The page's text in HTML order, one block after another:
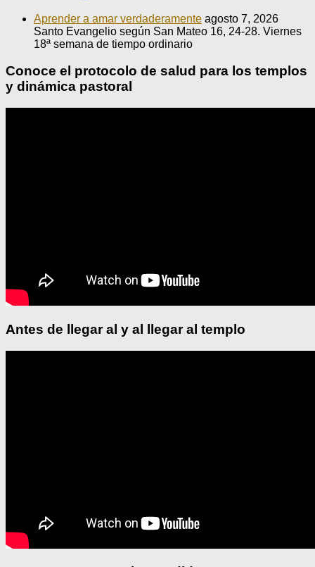
Aprender a amar verdaderamente agosto 7, 2026
Santo Evangelio según San Mateo 16, 24-28. Viernes
18ª semana de tiempo ordinario
Conoce el protocolo de salud para los templos
y dinámica pastoral
Antes de llegar al y al llegar al templo